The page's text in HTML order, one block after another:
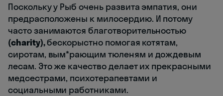
Поскольку у Рыб очень развита эмпатия, они
предрасположены к милосердию. И потому
часто занимаются благотворительностью
(charity),бескорыстно помогая котятам,
сиротам, вым*рающим тюленям и дождевым
лесам. Это же качество делает их прекрасными
медсестрами, психотерапевтами и
социальными работниками.